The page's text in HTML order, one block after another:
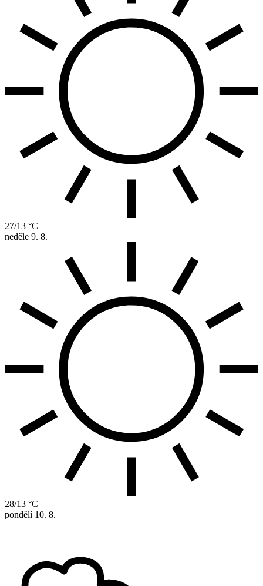
27/13 °C
neděle 9. 8.
28/13 °C
pondělí 10. 8.